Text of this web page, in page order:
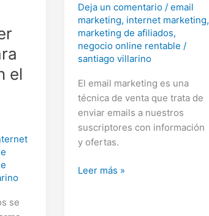
el
se
Deja un comentario /email
marketing, internet marketing,
marketing de afiliados,
negocio online rentable /
santiago villarino
El email marketing es una
técnica de venta que trata de
enviar emails a nuestros
suscriptores con información
y ofertas.
Vender
Leer más »